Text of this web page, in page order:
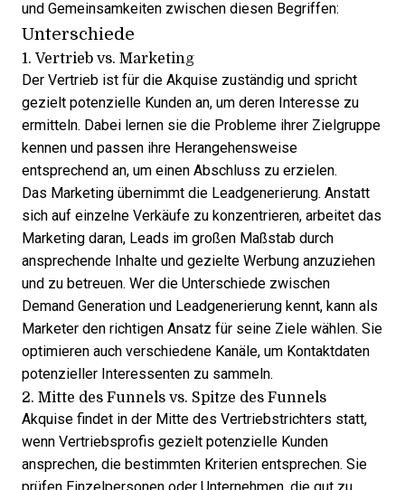
und Gemeinsamkeiten zwischen diesen Begriffen:
Unterschiede
1. Vertrieb vs. Marketing
Der Vertrieb ist für die Akquise zuständig und spricht
gezielt potenzielle Kunden an, um deren Interesse zu
ermitteln. Dabei lernen sie die Probleme ihrer Zielgruppe
kennen und passen ihre Herangehensweise
entsprechend an, um einen Abschluss zu erzielen.
Das Marketing übernimmt die Leadgenerierung. Anstatt
sich auf einzelne Verkäufe zu konzentrieren, arbeitet das
Marketing daran, Leads im großen Maßstab durch
ansprechende Inhalte und gezielte Werbung anzuziehen
und zu betreuen. Wer die Unterschiede zwischen
Demand Generation und Leadgenerierung kennt, kann als
Marketer den richtigen Ansatz für seine Ziele wählen. Sie
optimieren auch verschiedene Kanäle, um Kontaktdaten
potenzieller Interessenten zu sammeln.
2. Mitte des Funnels vs. Spitze des Funnels
Akquise findet in der Mitte des Vertriebstrichters statt,
wenn Vertriebsprofis gezielt potenzielle Kunden
ansprechen, die bestimmten Kriterien entsprechen. Sie
prüfen Einzelpersonen oder Unternehmen, die gut zu